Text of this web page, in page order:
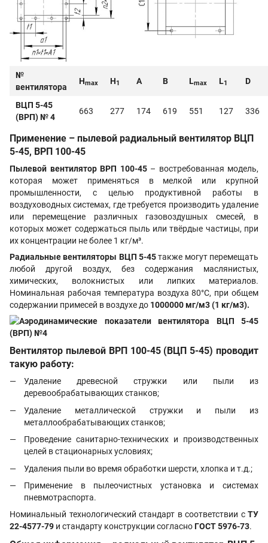
№
вентилятора
Hmax H1 А В Lmax L1 D
ВЦП 5-45
(ВРП) № 4
663 277 174 619 551 127 336
Применение – пылевой радиальный вентилятор ВЦП
5-45, ВРП 100-45
Пылевой вентилятор ВРП 100-45– востребованная модель,
которая может применяться в мелкой или крупной
промышленности, с целью продуктивной работы в
воздуховодных системах, где требуется производить удаление
или перемещение различных газовоздушных смесей, в
которых может содержаться пыль или твёрдые частицы, при
их концентрации не более 1 кг/м³.
Радиальные вентиляторы ВЦП 5-45также могут перемещать
любой другой воздух, без содержания маслянистых,
химических, волокнистых или липких материалов.
Номинальная рабочая температура воздуха 80°С, при общем
содержании примесей в воздухе до 1000000 мг/м3 (1 кг/м3).
Вентилятор пылевой ВРП 100-45 (ВЦП 5-45) проводит
такую работу:
Удаление древесной стружки или пыли из
деревообрабатывающих станков;
Удаление металлической стружки и пыли из
металлообрабатывающих станков;
Проведение санитарно-технических и производственных
целей в стационарных условиях;
Удаления пыли во время обработки шерсти, хлопка и т.д.;
Применение в пылеочистных установка и системах
пневмотраспорта.
Номинальный технологический стандарт в соответствии с ТУ
22-4577-79 и стандарту конструкции согласно ГОСТ 5976-73.